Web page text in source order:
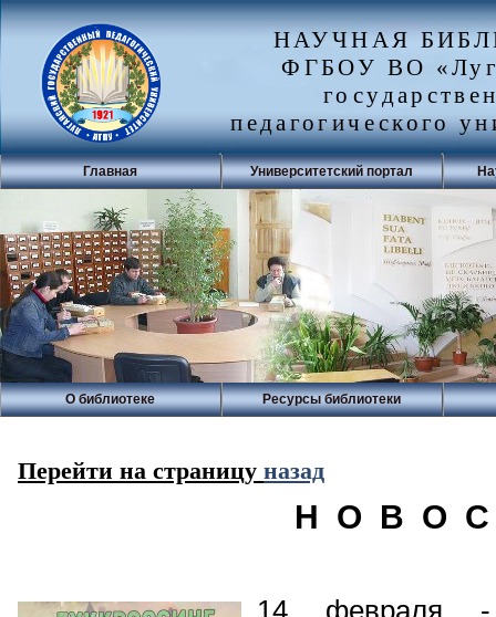
НАУЧНАЯ
ФГБОУ ВО
педагогического
Главная Университетский портал
О библиотеке Ресурсы библиотеки
Перейти на страницу назад
Н О В О
14 февраля -